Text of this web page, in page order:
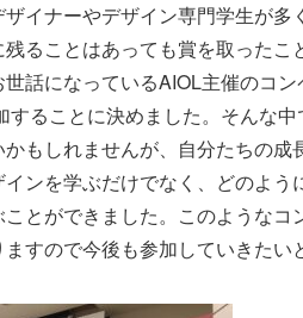
イナーやデザイン専門学生が多
ることはあっても賞を取ったこ
話になっているAIOL主催のコ
ることに決めました。そんな中
もしれませんが、自分たちの成
ンを学ぶだけでなく、どのよう
とができました。このようなコ
すので今後も参加していきたい